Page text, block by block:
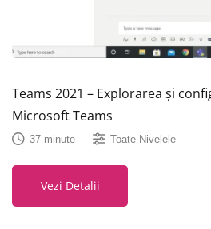
Teams 2021 – Explorarea și
Microsoft Teams
37 minute Toate Nivelele
Vezi Detalii